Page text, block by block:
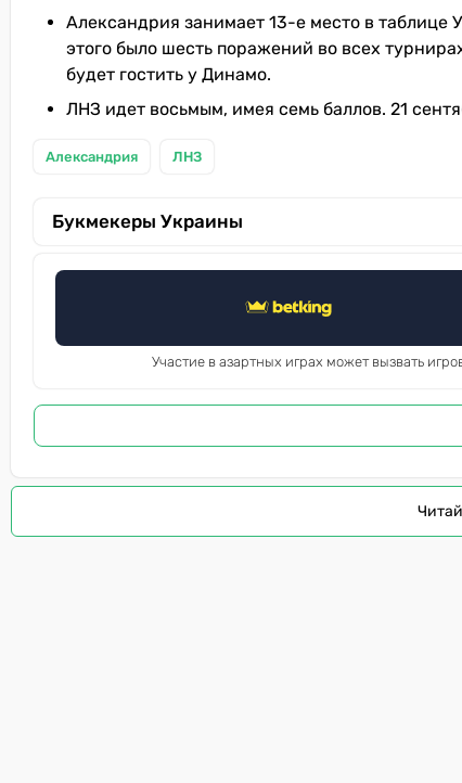
Александрия занимает 13-е место в таблице
этого было шесть поражений во всех
будет гостить у Динамо.
ЛНЗ идет восьмым, имея семь баллов. 21
Александрия ЛНЗ
Букмекеры Украины
Участие в азартных играх может вызвать